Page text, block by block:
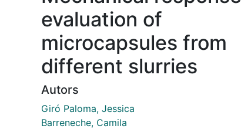
evaluation of
microcapsules from
different slurries
Autors
Giró Paloma, Jessica
Barreneche, Camila